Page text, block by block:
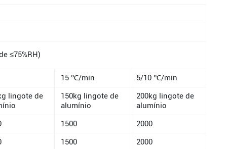
≤75%RH)
15 ℃/min 5/10 ℃/min
lingote de
150kg lingote de
alumínio
200kg lingote de
alumínio
1500
2000
1500
2000